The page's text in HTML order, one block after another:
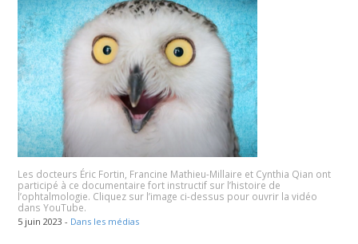
Les docteurs Éric Fortin, Francine Mathieu-Millaire et Cynthia Qian ont
participé à ce documentaire fort instructif sur l’histoire de
l’ophtalmologie. Cliquez sur l’image ci-dessus pour ouvrir la vidéo
dans YouTube.
5 juin 2023 - Dans les médias